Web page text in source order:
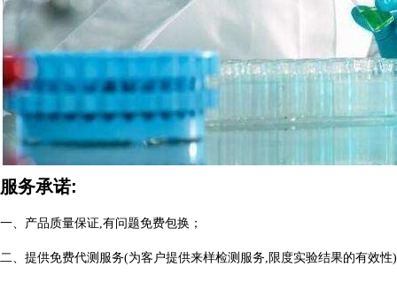
服务承诺:
一、产品质量保证,有问题免费包换；
二、提供免费代测服务(为客户提供来样检测服务,限度实验结果的有效性